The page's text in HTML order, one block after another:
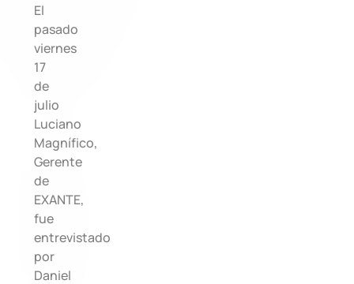
El
pasado
viernes
17
de
julio
Luciano
Magnífico,
Gerente
de
EXANTE,
fue
entrevistado
por
Daniel